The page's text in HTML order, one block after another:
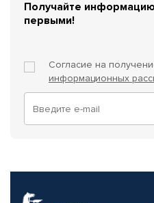
Получайте
первыми!
Согласие на
информационных